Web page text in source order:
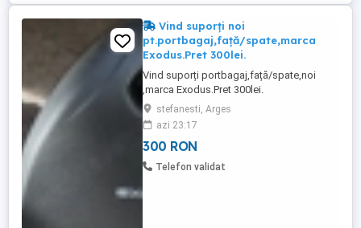
Vind suporți noi
pt.portbagaj,față/spate,marca
Exodus.Pret 300lei.
Vind suporți portbagaj,față/spate,noi
,marca Exodus.Pret 300lei.
stefanesti, Arges
azi 23:17
300 RON
Telefon validat